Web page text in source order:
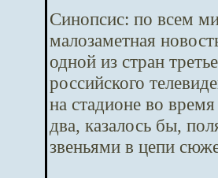
Синопсис: по всем
малозаметная
одной из стран
российского
на стадионе во
два, казалось бы,
звеньями в цепи